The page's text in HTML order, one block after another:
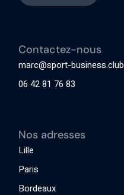
Contactez-nous
marc@sport-business.club
06 42 81 76 83
Nos adresses
Lille
Paris
Bordeaux